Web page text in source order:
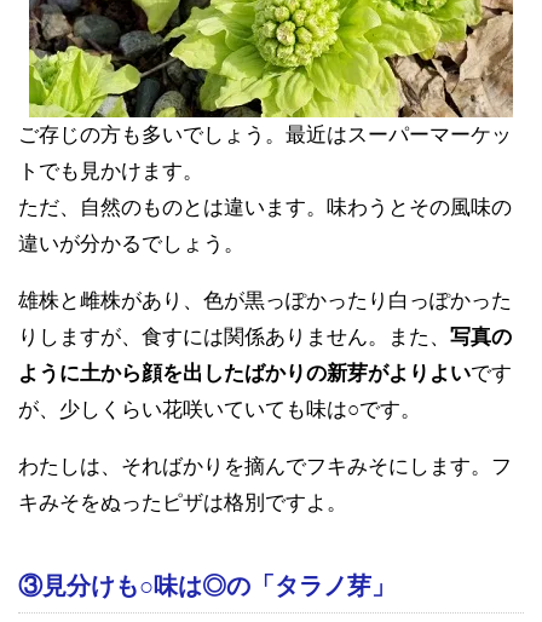
ご存じの方も多いでしょう。最近はスーパーマーケッ
トでも見かけます。
ただ、自然のものとは違います。味わうとその風味の
違いが分かるでしょう。
雄株と雌株があり、色が黒っぽかったり白っぽかった
りしますが、食すには関係ありません。また、 写真の
ように土から顔を出したばかりの新芽がよりよいです
が、少しくらい花咲いていても味は○です。
わたしは、そればかりを摘んでフキみそにします。フ
キみそをぬったピザは格別ですよ。
③見分けも○味は◎の「タラノ芽」